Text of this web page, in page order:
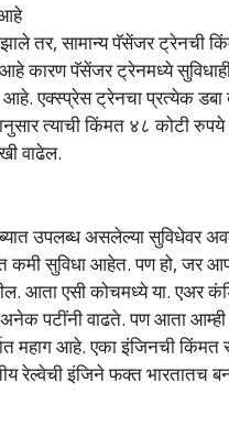
तर, सामान्य पॅसेंजर ट्रेनची
कारण पॅसेंजर ट्रेनमध्ये
एक्स्प्रेस ट्रेनचा प्रत्येक डबा
त्याची किंमत ४८ कोटी
वाढेल.
डब्यात उपलब्ध असलेल्या
सुविधा आहेत. पण हो, जर
आता एसी कोचमध्ये या. एअर
पटींनी वाढते. पण आता आम्ही
महाग आहे. एका इंजिनची किंमत
रेल्वेची इंजिने फक्त भारतातच